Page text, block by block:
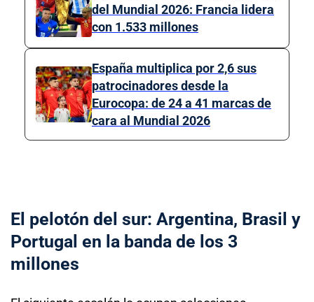
del Mundial 2026: Francia lidera
con 1.533 millones
España multiplica por 2,6 sus
patrocinadores desde la
Eurocopa: de 24 a 41 marcas de
cara al Mundial 2026
El pelotón del sur: Argentina, Brasil y
Portugal en la banda de los 3
millones